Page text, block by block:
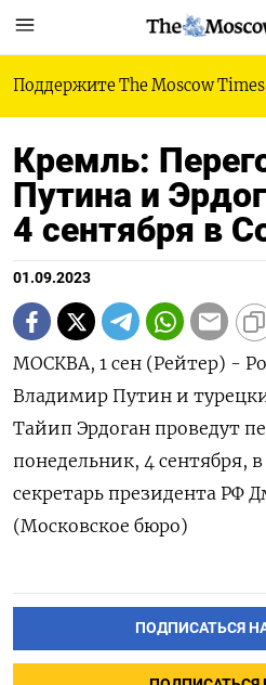
Поддержите The Moscow Times
Кремль:
Путина и
4 сентября в
01.09.2023
МОСКВА, 1 сен (Рейтер) -
Владимир Путин и
Тайип Эрдоган проведут
понедельник, 4 сентября,
секретарь президента РФ
(Московское бюро)
ПОДПИСАТЬСЯ